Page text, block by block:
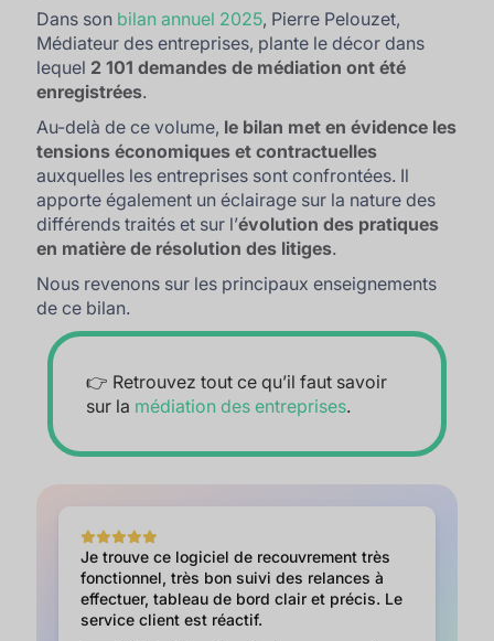
Dans son bilan annuel 2025, Pierre Pelouzet,
Médiateur des entreprises, plante le décor dans
lequel 2 101 demandes de médiation ont été
enregistrées.
Au-delà de ce volume, le bilan met en évidence les
tensions économiques et contractuelles
auxquelles les entreprises sont confrontées. Il
apporte également un éclairage sur la nature des
différends traités et sur l’évolution des pratiques
en matière de résolution des litiges.
Nous revenons sur les principaux enseignements
de ce bilan.
👉 Retrouvez tout ce qu’il faut savoir
sur la médiation des entreprises.
Je trouve ce logiciel de recouvrement très
fonctionnel, très bon suivi des relances à
effectuer, tableau de bord clair et précis. Le
service client est réactif.